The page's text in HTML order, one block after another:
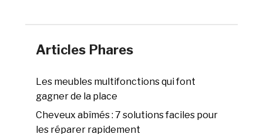
Articles Phares
Les meubles multifonctions qui font
gagner de la place
Cheveux abîmés : 7 solutions faciles pour
les réparer rapidement